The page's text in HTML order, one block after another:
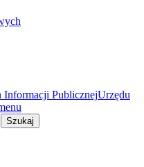
Informacji PublicznejUrzędu